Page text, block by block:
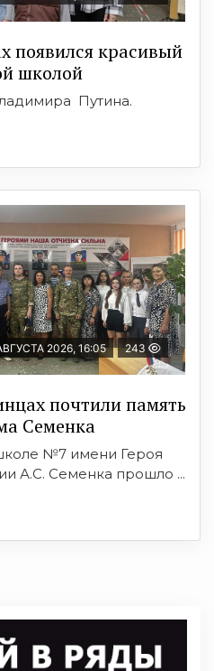
появился красивый
школой
Путина.
2026, 16:05 243
почтили память
Семенка
№7 имени Героя
А.С. Семенка прошло ...